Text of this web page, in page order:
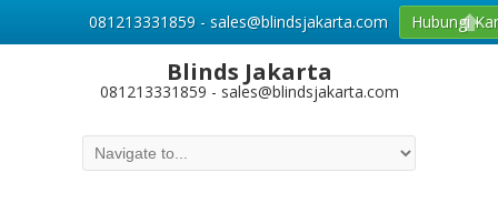
Blinds Jakarta
081213331859 - sales@blindsjakarta.com
081213331859 - sales@blindsjakarta.com Hubungi